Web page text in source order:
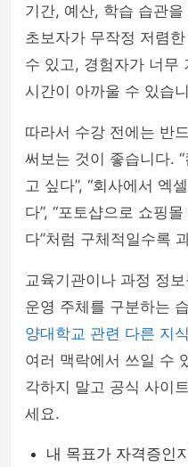
기간, 예산, 학습 습관
초보자가 무작정 저렴
수 있고, 경험자가 너무
시간이 아까울 수 있습
따라서 수강 전에는 반
써보는 것이 좋습니다.
고 싶다”, “회사에서 엑
다”, “포토샵으로 쇼핑
다”처럼 구체적일수록
교육기관이나 과정 정
운영 주체를 구분하는
양대학교 관련 다른 지
여러 맥락에서 쓰일 수
각하지 말고 공식 사이
세요.
내 목표가 자격증인